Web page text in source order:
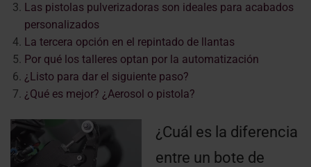
Las pistolas pulverizadoras son ideales para acabados
personalizados
La tercera opción en el repintado de llantas
Por qué los talleres optan por la automatización
¿Listo para dar el siguiente paso?
¿Qué es mejor? ¿Aerosol o pistola?
¿Cuál es la diferencia
entre un bote de